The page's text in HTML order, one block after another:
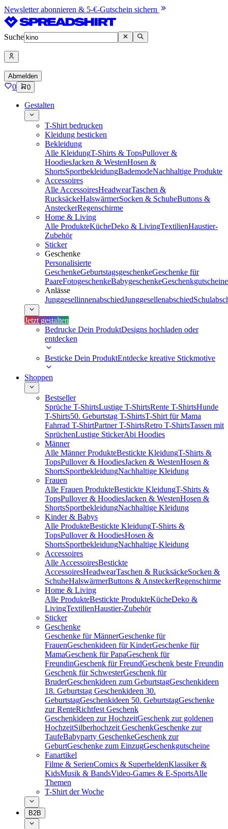
Newsletter abonnieren & 5-€-Gutschein sichern
Suche
Abmelden
0 0
Gestalten
T-Shirt bedrucken
Kleidung besticken
Bekleidung
Alle KleidungT-Shirts & TopsPullover &
HoodiesJacken & WestenHosen &
ShortsSportbekleidungBademodeNachhaltige Produkte
Accessoires
Alle AccessoiresHeadwearTaschen &
RucksäckeHalswärmerSocken & SchuheButtons &
AnsteckerRegenschirme
Home & Living
Alle ProdukteKücheDeko & LivingTextilienHaustier-
Zubehör
Sticker
Geschenke
Personalisierte
GeschenkeGeburtstagsgeschenkeGeschenke für
PaareFotogeschenkeBabygeschenkeGeschenkgutscheine
Anlässe
JunggesellinnenabschiedJunggesellenabschied
Jetzt gestalten
Bedrucke Dein ProduktDesigns hochladen oder
entdecken
Besticke Dein ProduktEntdecke kreative Stickmotive
Shoppen
Bestseller
Sprüche T-ShirtsLustige T-ShirtsRente T-ShirtsHunde
T-Shirts50. Geburtstag T-ShirtsT-Shirt für Mama
Fahrrad T-ShirtPartner T-ShirtsRetro T-ShirtsTassen mit
SprüchenLustige StickerAbi Hoodies
Männer
Alle Männer ProdukteBestickte KleidungT-Shirts &
TopsPullover & HoodiesJacken & WestenHosen &
ShortsSportbekleidungNachhaltige Kleidung
Frauen
Alle Frauen ProdukteBestickte KleidungT-Shirts &
TopsPullover & HoodiesJacken & WestenHosen &
ShortsSportbekleidungNachhaltige Kleidung
Kinder & Babys
Alle ProdukteBestickte KleidungT-Shirts &
TopsPullover & HoodiesHosen &
ShortsSportbekleidungNachhaltige Kleidung
Accessoires
Alle AccessoiresBestickte
AccessoiresHeadwearTaschen & RucksäckeSocken &
SchuheHalswärmerButtons & AnsteckerRegenschirme
Home & Living
Alle ProdukteBestickte ProdukteKücheDeko &
LivingTextilienHaustier-Zubehör
Sticker
Geschenke
Geschenke für MännerGeschenke für
FrauenGeschenkideen für KinderGeschenke für
MamaGeschenk für PapaGeschenk für
FreundinGeschenk für FreundGeschenk beste Freundin
Geschenk für SchwesterGeschenk für
BruderGeschenkideen zum GeburtstagGeschenkideen
18. Geburtstag Geschenkideen 30.
GeburtstagGeschenkideen 50. GeburtstagGeschenke
zur RenteRichtfest Geschenk
Geschenkideen zur HochzeitGeschenk zur goldenen
HochzeitSilberhochzeit GeschenkGeschenke zur
TaufeBabyparty GeschenkeGeschenk zur
GeburtGeschenke zum EinzugGeschenkgutscheine
Fanartikel
Filme & SerienComics & SuperheldenKlassiker &
KidsMusik & BandsVideo-Games & E-SportsAlle
Themen
T-Shirt der Woche
B2B